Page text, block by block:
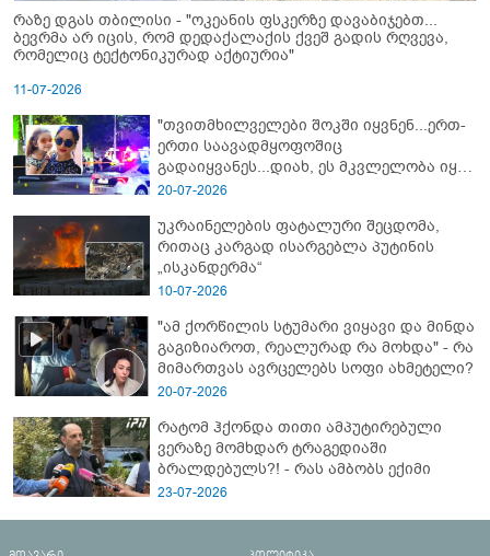
რაზე დგას თბილისი - "ოკეანის ფსკერზე დავაბიჯებთ...
ბევრმა არ იცის, რომ დედაქალაქის ქვეშ გადის რღვევა,
რომელიც ტექტონიკურად აქტიურია"
11-07-2026
"თვითმხილველები შოკში იყვნენ...ერთ-
ერთი საავადმყოფოშიც
გადაიყვანეს...დიახ, ეს მკვლელობა იყო"
- გორში დატრიალებული ტრაგედიის
20-07-2026
უკრაინელების ფატალური შეცდომა,
რითაც კარგად ისარგებლა პუტინის
„ისკანდერმა“
10-07-2026
"ამ ქორწილის სტუმარი ვიყავი და მინდა
გაგიზიაროთ, რეალურად რა მოხდა" - რა
მიმართვას ავრცელებს სოფი ახმეტელი?
20-07-2026
რატომ ჰქონდა თითი ამპუტირებული
ვერაზე მომხდარ ტრაგედიაში
ბრალდებულს?! - რას ამბობს ექიმი
23-07-2026